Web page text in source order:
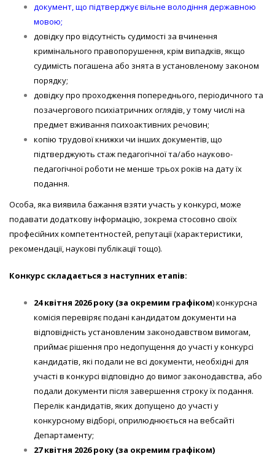
документ, що підтверджує вільне володіння державною
мовою;
довідку про відсутність судимості за вчинення
кримінального правопорушення, крім випадків, якщо
судимість погашена або знята в установленому законом
порядку;
довідку про проходження попереднього, періодичного та
позачергового психіатричних оглядів, у тому числі на
предмет вживання психоактивних речовин;
копію трудової книжки чи інших документів, що
підтверджують стаж педагогічної та/або науково-
педагогічної роботи не менше трьох років на дату їх
подання.
Особа, яка виявила бажання взяти участь у конкурсі, може
подавати додаткову інформацію, зокрема стосовно своїх
професійних компетентностей, репутації (характеристики,
рекомендації, наукові публікації тощо).
Конкурс складається з наступних етапів:
24 квітня 2026року (за окремим графіком) конкурсна
комісія перевіряє подані кандидатом документи на
відповідність установленим законодавством вимогам,
приймає рішення про недопущення до участі у конкурсі
кандидатів, які подали не всі документи, необхідні для
участі в конкурсі відповідно до вимог законодавства, або
подали документи після завершення строку їх подання.
Перелік кандидатів, яких допущено до участі у
конкурсному відборі, оприлюднюється на вебсайті
Департаменту;
27 квітня 2026року (за окремим графіком)